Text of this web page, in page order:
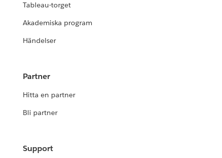
Tableau-torget
Akademiska program
Händelser
Partner
Hitta en partner
Bli partner
Support